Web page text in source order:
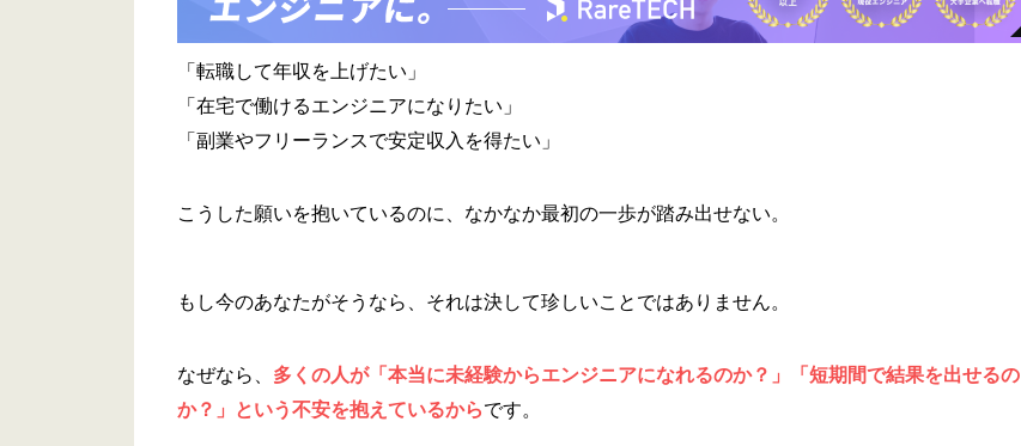
「転職して年収を上げたい」
「在宅で働けるエンジニアになりたい」
「副業やフリーランスで安定収入を得たい」
こうした願いを抱いているのに、なかなか最初の一歩が踏み出せない。
もし今のあなたがそうなら、それは決して珍しいことではありません。
なぜなら、 多くの人が「本当に未経験からエンジニアになれるのか？」「短期間で結果を出せるの
か？」という不安を抱えているからです。